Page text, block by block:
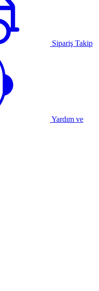
Sipariş Takip
Yardım ve